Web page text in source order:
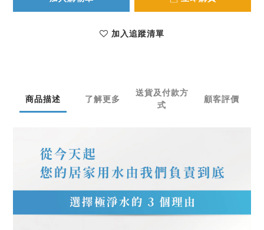
加入追蹤清單
商品描述 了解更多
送貨及付款方
式
顧客評價